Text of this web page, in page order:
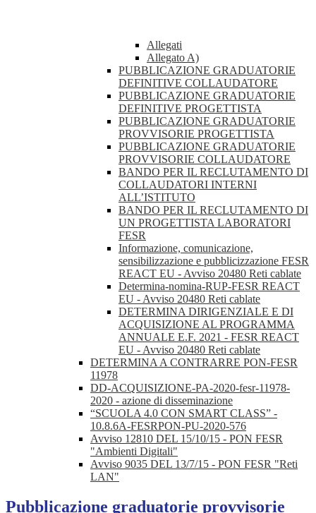
Allegati
Allegato A)
PUBBLICAZIONE GRADUATORIE
DEFINITIVE COLLAUDATORE
PUBBLICAZIONE GRADUATORIE
DEFINITIVE PROGETTISTA
PUBBLICAZIONE GRADUATORIE
PROVVISORIE PROGETTISTA
PUBBLICAZIONE GRADUATORIE
PROVVISORIE COLLAUDATORE
BANDO PER IL RECLUTAMENTO DI
COLLAUDATORI INTERNI
ALL’ISTITUTO
BANDO PER IL RECLUTAMENTO DI
UN PROGETTISTA LABORATORI
FESR
Informazione, comunicazione,
sensibilizzazione e pubblicizzazione FESR
REACT EU - Avviso 20480 Reti cablate
Determina-nomina-RUP-FESR REACT
EU - Avviso 20480 Reti cablate
DETERMINA DIRIGENZIALE E DI
ACQUISIZIONE AL PROGRAMMA
ANNUALE E.F. 2021 - FESR REACT
EU - Avviso 20480 Reti cablate
DETERMINA A CONTRARRE PON-FESR
11978
DD-ACQUISIZIONE-PA-2020-fesr-11978-
2020 - azione di disseminazione
“SCUOLA 4.0 CON SMART CLASS” -
10.8.6A-FESRPON-PU-2020-576
Avviso 12810 DEL 15/10/15 - PON FESR
"Ambienti Digitali"
Avviso 9035 DEL 13/7/15 - PON FESR "Reti
LAN"
Pubblicazione graduatorie provvisorie